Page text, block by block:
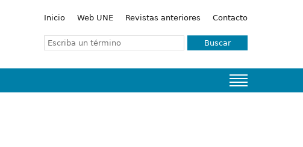
Inicio Web UNE Revistas anteriores Contacto
Buscar